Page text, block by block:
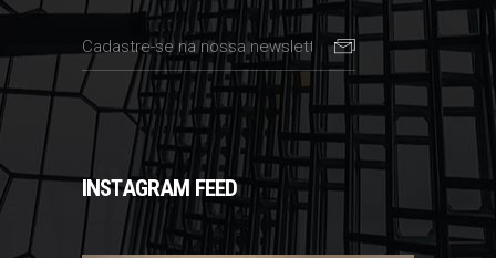
INSTAGRAM FEED